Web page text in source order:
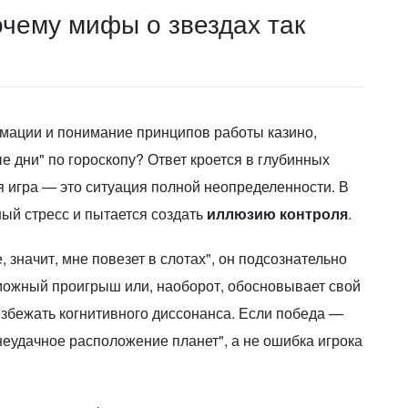
мифы о звездах так
и понимание принципов работы казино,
по гороскопу? Ответ кроется в глубинных
игра — это ситуация полной неопределенности. В
стресс и пытается создать иллюзию контроля.
мне повезет в слотах", он подсознательно
проигрыш или, наоборот, обосновывает свой
когнитивного диссонанса. Если победа —
расположение планет", а не ошибка игрока